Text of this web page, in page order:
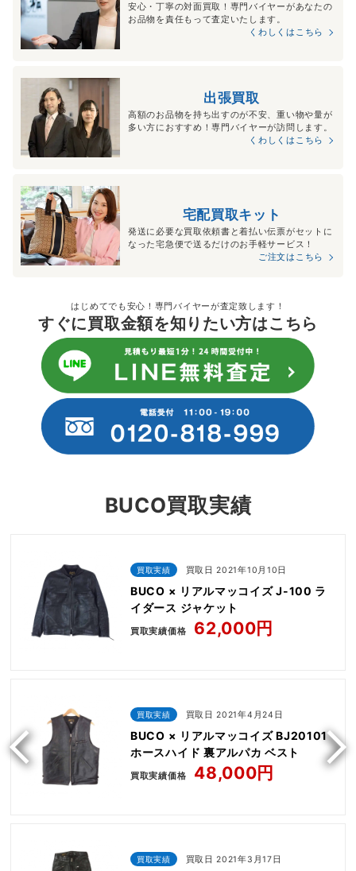
安心・丁寧の対面買取！専門バイヤーがあなたの
お品物を責任もって査定いたします。
くわしくはこちら
出張買取
高額のお品物を持ち出すのが不安、重い物や量が
多い方におすすめ！専門バイヤーが訪問します。
くわしくはこちら
宅配買取キット
発送に必要な買取依頼書と着払い伝票がセットに
なった宅急便で送るだけのお手軽サービス！
ご注文はこちら
はじめてでも安心！専門バイヤーが査定致します！
すぐに買取金額を知りたい方はこちら
BUCO買取実績
買取実績 買取日 2021年10月10日
BUCO × リアルマッコイズ J-100 ラ
イダース ジャケット
買取実績価格 62,000円
買取実績 買取日 2021年4月24日
BUCO × リアルマッコイズ BJ20101
ホースハイド 裏アルパカ ベスト
買取実績価格 48,000円
買取実績 買取日 2021年3月17日